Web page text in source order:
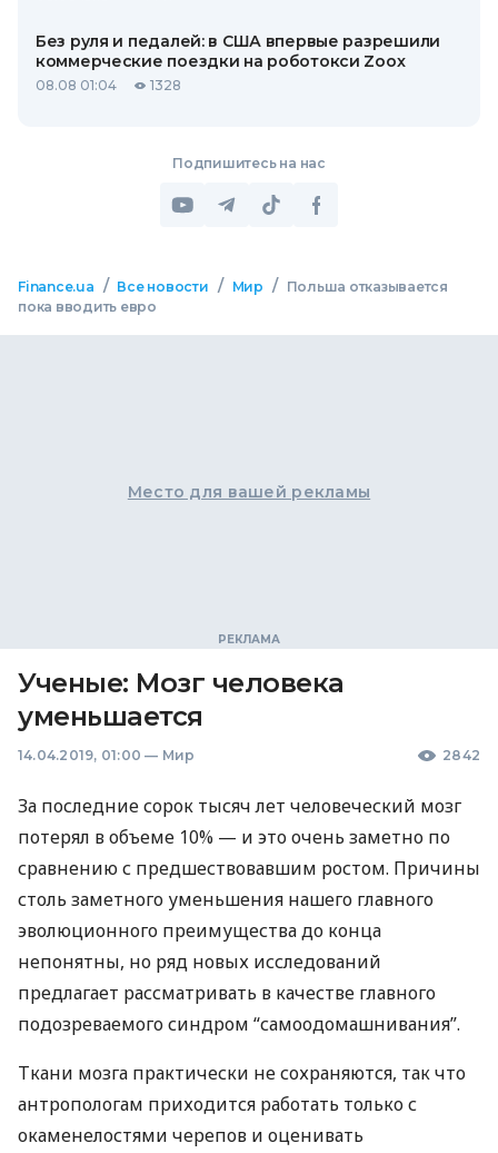
Без руля и педалей: в США впервые разрешили
коммерческие поездки на роботокси Zoox
08.08 01:04 1328
Подпишитесь на нас
Finance.ua / Все новости / Мир /
Польша отказывается
пока вводить евро
Место для вашей рекламы
Ученые: Мозг человека
уменьшается
14.04.2019, 01:00 — Мир 2842
За последние сорок тысяч лет человеческий мозг
потерял в объеме 10% — и это очень заметно по
сравнению с предшествовавшим ростом. Причины
столь заметного уменьшения нашего главного
эволюционного преимущества до конца
непонятны, но ряд новых исследований
предлагает рассматривать в качестве главного
подозреваемого синдром “самоодомашнивания”.
Ткани мозга практически не сохраняются, так что
антропологам приходится работать только с
окаменелостями черепов и оценивать